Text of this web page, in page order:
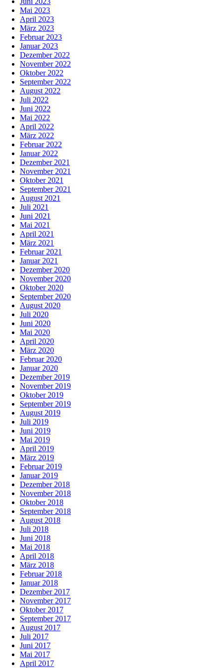
Mai 2023
April 2023
März 2023
Februar 2023
Januar 2023
Dezember 2022
November 2022
Oktober 2022
September 2022
August 2022
Juli 2022
Juni 2022
Mai 2022
April 2022
März 2022
Februar 2022
Januar 2022
Dezember 2021
November 2021
Oktober 2021
September 2021
August 2021
Juli 2021
Juni 2021
Mai 2021
April 2021
März 2021
Februar 2021
Januar 2021
Dezember 2020
November 2020
Oktober 2020
September 2020
August 2020
Juli 2020
Juni 2020
Mai 2020
April 2020
März 2020
Februar 2020
Januar 2020
Dezember 2019
November 2019
Oktober 2019
September 2019
August 2019
Juli 2019
Juni 2019
Mai 2019
April 2019
März 2019
Februar 2019
Januar 2019
Dezember 2018
November 2018
Oktober 2018
September 2018
August 2018
Juli 2018
Juni 2018
Mai 2018
April 2018
März 2018
Februar 2018
Januar 2018
Dezember 2017
November 2017
Oktober 2017
September 2017
August 2017
Juli 2017
Juni 2017
Mai 2017
April 2017